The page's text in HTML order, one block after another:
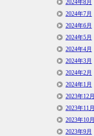
2024年8月
2024年7月
2024年6月
2024年5月
2024年4月
2024年3月
2024年2月
2024年1月
2023年12月
2023年11月
2023年10月
2023年9月